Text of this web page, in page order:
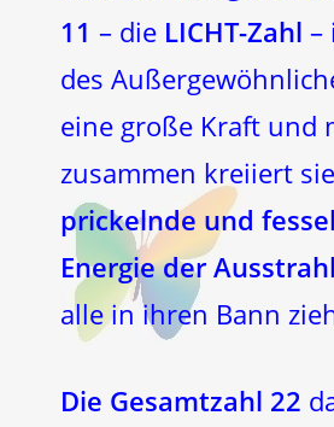
11 – die LICHT-Zahl –
des
eine große Kraft und
zusammen kreiiert
prickelnde und
Energie der
alle in ihren Bann
Die Gesamtzahl 22